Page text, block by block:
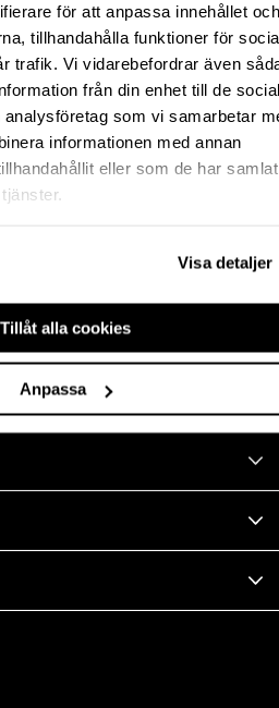
för att anpassa innehållet och
tillhandahålla funktioner för
trafik. Vi vidarebefordrar även
från din enhet till de
som vi samarbetar
informationen med annan
eller som de har
Visa detaljer
Tillåt alla cookies
Anpassa
Slut i lager
Sverige